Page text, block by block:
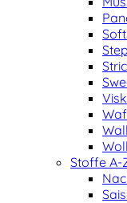
Stoffe A-